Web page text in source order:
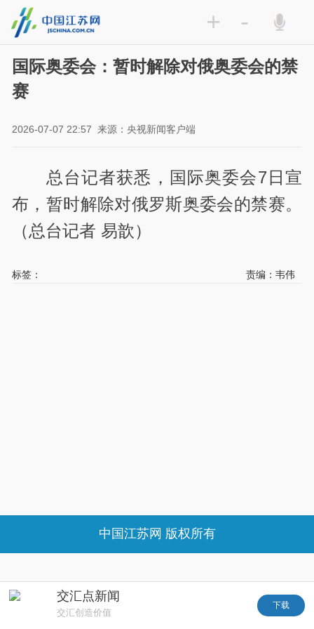
+ -
国际奥委会：暂时解除对俄奥委会的禁
赛
2026-07-07 22:57 来源：央视新闻客户端
总台记者获悉，国际奥委会7日宣
布，暂时解除对俄罗斯奥委会的禁赛。
（总台记者 易歆）
标签： 责编：韦伟
交汇点新闻
交汇创造价值
下载
中国江苏网 版权所有